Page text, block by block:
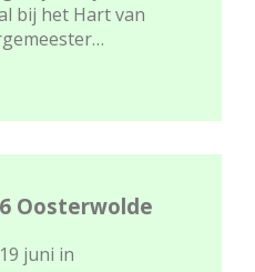
bij het Hart van
Oosterwolde
juni in